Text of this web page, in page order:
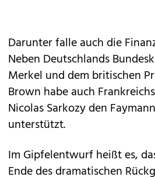
Darunter falle auch die
Neben Deutschlands
Merkel und dem britischen
Brown habe auch
Nicolas Sarkozy den
unterstützt.
Im Gipfelentwurf heißt es,
Ende des dramatischen